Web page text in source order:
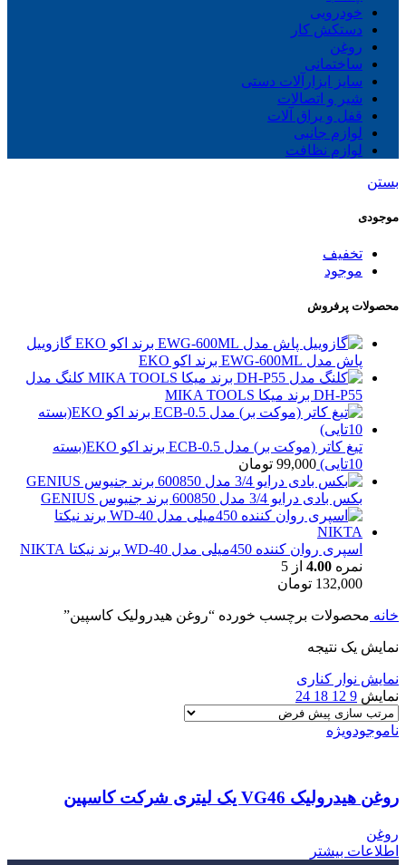
خودرویی
دستکش کار
روغن
ساختمانی
سایز ابزارآلات دستی
شیر و اتصالات
قفل و یراق آلات
لوازم جانبی
لوازم نظافت
بستن
موجودی
تخفیف
موجود
محصولات پرفروش
گازوییل
پاش مدل EWG-600ML برند اکو EKO
کلنگ مدل
DH-P55 برند میکا MIKA TOOLS
تیغ کاتر (موکت بر) مدل ECB-0.5 برند اکو EKO(بسته
10تایی)
99,000 تومان
بکس بادی درایو 3/4 مدل 600850 برند جنیوس GENIUS
اسپری روان کننده 450میلی مدل WD-40 برند نیکتا NIKTA
نمره 4.00 از 5
132,000 تومان
خانه محصولات برچسب خورده “روغن هیدرولیک کاسپین”
نمایش یک نتیجه
نمایش نوار کناری
نمایش 9
12
18
24
ناموجودویژه
روغن هیدرولیک VG46 یک لیتری شرکت کاسپین
روغن
اطلاعات بیشتر